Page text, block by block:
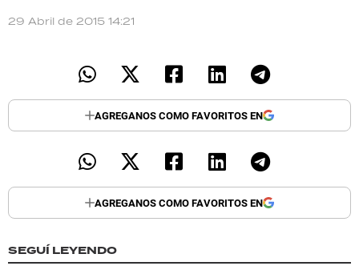
29 Abril de 2015 14:21
AGREGANOS COMO FAVORITOS EN
AGREGANOS COMO FAVORITOS EN
SEGUÍ LEYENDO
GRAN HERMANO
SALUD
DEPORTES
TECNOLOGÍA